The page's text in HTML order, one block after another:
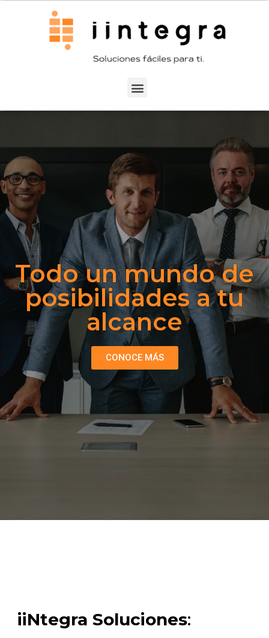
Todo un mundo de
posibilidades a tu
alcance
CONOCE MÁS
iiNtegra Soluciones: